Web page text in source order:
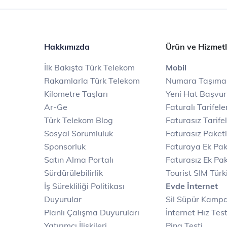
Hakkımızda
İlk Bakışta Türk Telekom
Rakamlarla Türk Telekom
Kilometre Taşları
Ar-Ge
Türk Telekom Blog
Sosyal Sorumluluk
Sponsorluk
Satın Alma Portalı
Sürdürülebilirlik
İş Sürekliliği Politikası
Duyurular
Planlı Çalışma Duyuruları
Ürün ve
Mobil
Numara Taşıma
Yeni Hat
Faturalı
Faturasız
Faturasız
Faturaya Ek
Faturasız Ek
Tourist SIM
Evde İnternet
Sil Süpür
İnternet Hız